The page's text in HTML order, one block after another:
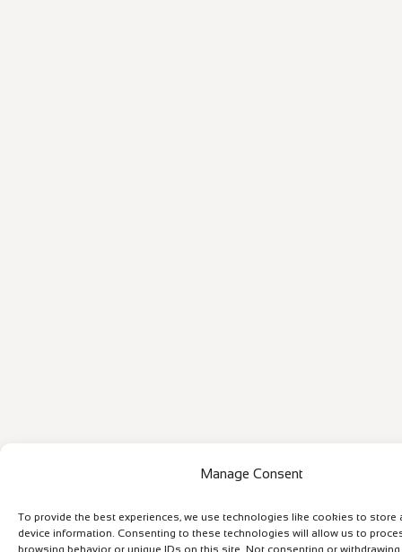
Manage Consent
To provide the best experiences, we use technologies like cookies to store
device information. Consenting to these technologies will allow us to
browsing behavior or unique IDs on this site. Not consenting or